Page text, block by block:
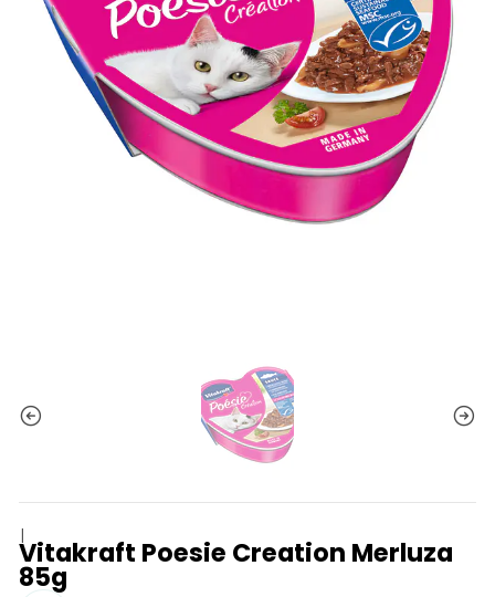
|
Vitakraft Poesie Creation Merluza
85g